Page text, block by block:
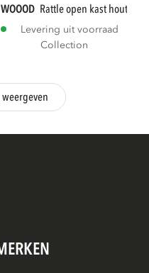
2 metaal...
WOOOD rattle open kast hout
Levering uit voorraad
Collection